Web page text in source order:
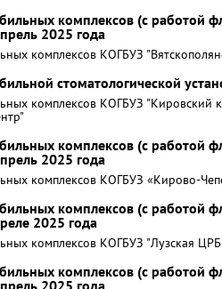
комплексов (с работой
2025 года
комплексов КОГБУЗ
стоматологической
комплексов КОГБУЗ "Кировский
комплексов (с работой
2025 года
комплексов КОГБУЗ «Кирово-
комплексов (с работой
2025 года
комплексов КОГБУЗ "Лузская
комплексов (с работой
2025 года